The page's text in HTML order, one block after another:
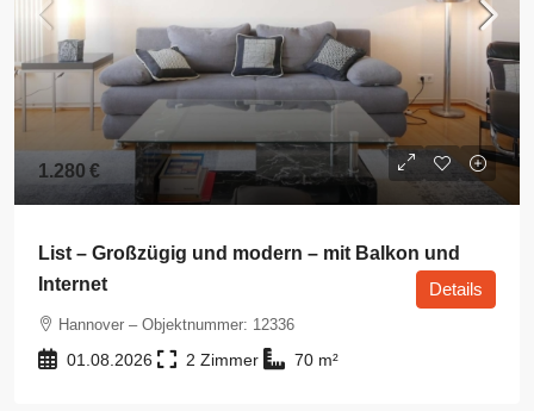
1.280 €
List – Großzügig und modern – mit Balkon und
Internet
Hannover – Objektnummer: 12336
01.08.2026 2 70 m²
Details